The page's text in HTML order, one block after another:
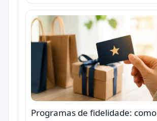
Programas de fidelidade: como